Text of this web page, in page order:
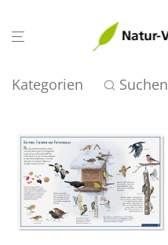
Kategorien Suchen